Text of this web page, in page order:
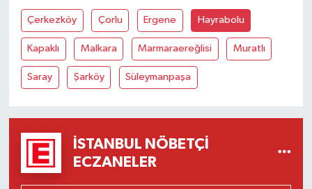
Çerkezköy Çorlu Ergene Hayrabolu
Kapaklı Malkara Marmaraereğlisi Muratlı
Saray Şarköy Süleymanpaşa
İSTANBUL NÖBETÇI
ECZANELER